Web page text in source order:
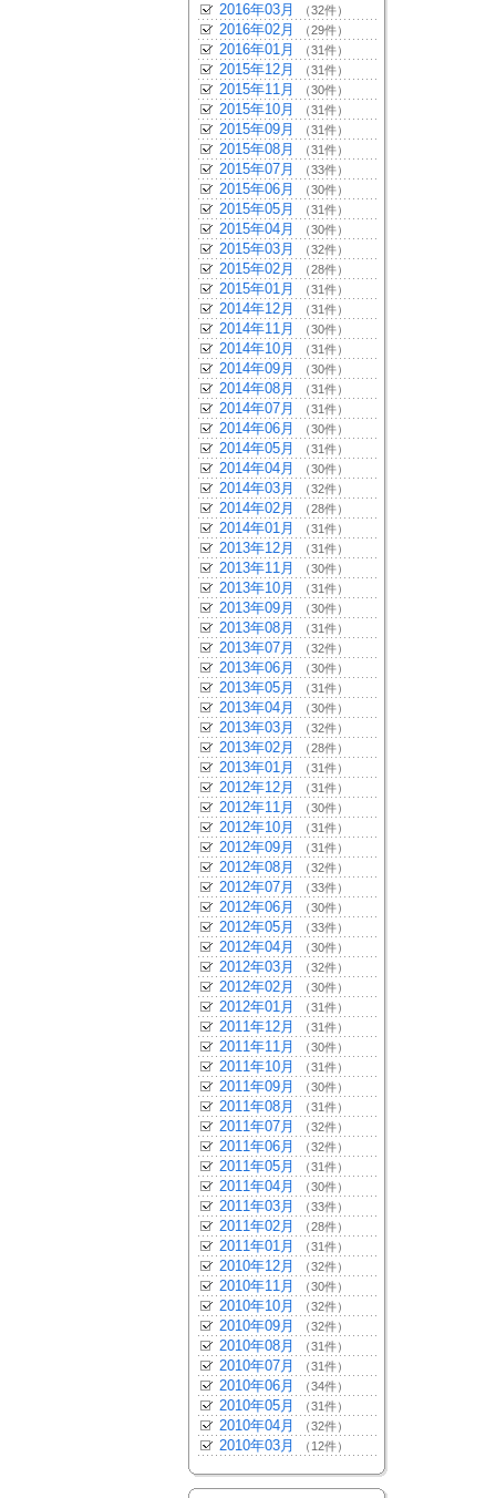
2016年03月 （32件）
2016年02月 （29件）
2016年01月 （31件）
2015年12月 （31件）
2015年11月 （30件）
2015年10月 （31件）
2015年09月 （31件）
2015年08月 （31件）
2015年07月 （33件）
2015年06月 （30件）
2015年05月 （31件）
2015年04月 （30件）
2015年03月 （32件）
2015年02月 （28件）
2015年01月 （31件）
2014年12月 （31件）
2014年11月 （30件）
2014年10月 （31件）
2014年09月 （30件）
2014年08月 （31件）
2014年07月 （31件）
2014年06月 （30件）
2014年05月 （31件）
2014年04月 （30件）
2014年03月 （32件）
2014年02月 （28件）
2014年01月 （31件）
2013年12月 （31件）
2013年11月 （30件）
2013年10月 （31件）
2013年09月 （30件）
2013年08月 （31件）
2013年07月 （32件）
2013年06月 （30件）
2013年05月 （31件）
2013年04月 （30件）
2013年03月 （32件）
2013年02月 （28件）
2013年01月 （31件）
2012年12月 （31件）
2012年11月 （30件）
2012年10月 （31件）
2012年09月 （31件）
2012年08月 （32件）
2012年07月 （33件）
2012年06月 （30件）
2012年05月 （33件）
2012年04月 （30件）
2012年03月 （32件）
2012年02月 （30件）
2012年01月 （31件）
2011年12月 （31件）
2011年11月 （30件）
2011年10月 （31件）
2011年09月 （30件）
2011年08月 （31件）
2011年07月 （32件）
2011年06月 （32件）
2011年05月 （31件）
2011年04月 （30件）
2011年03月 （33件）
2011年02月 （28件）
2011年01月 （31件）
2010年12月 （32件）
2010年11月 （30件）
2010年10月 （32件）
2010年09月 （32件）
2010年08月 （31件）
2010年07月 （31件）
2010年06月 （34件）
2010年05月 （31件）
2010年04月 （32件）
2010年03月 （12件）